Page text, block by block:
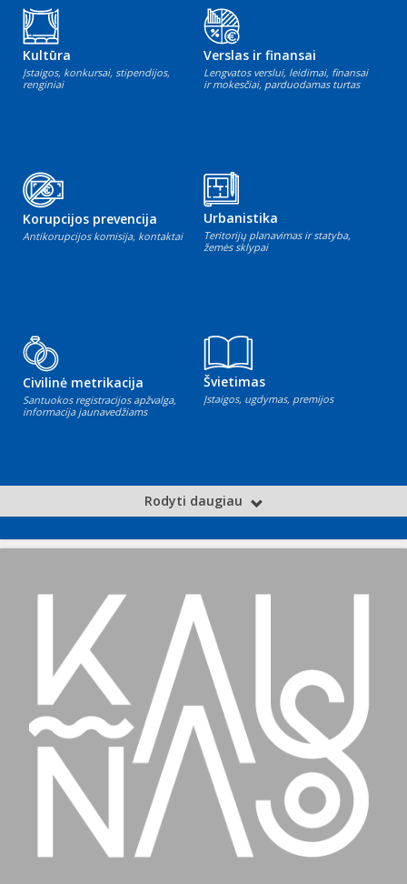
Kultūra
Įstaigos, konkursai, stipendijos,
renginiai
Verslas ir finansai
Lengvatos verslui, leidimai, finansai
ir mokesčiai, parduodamas turtas
Korupcijos prevencija
Antikorupcijos komisija, kontaktai
Urbanistika
Teritorijų planavimas ir statyba,
žemės sklypai
Civilinė metrikacija
Santuokos registracijos apžvalga,
informacija jaunavedžiams
Švietimas
Įstaigos, ugdymas, premijos
Rodyti daugiau